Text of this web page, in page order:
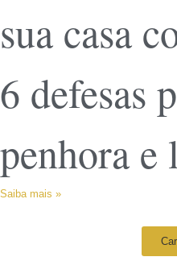
sua casa
6 defesas
penhora e
Saiba mais »